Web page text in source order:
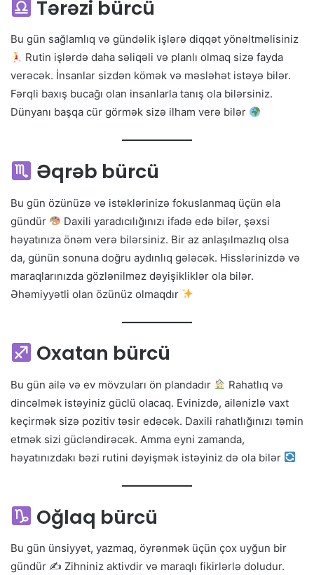
Tərəzi bürcü
Bu gün sağlamlıq və gündəlik işlərə diqqət yönəltməlisiniz
Rutin işlərdə daha səliqəli və planlı olmaq sizə fayda
verəcək. İnsanlar sizdən kömək və məsləhət istəyə bilər.
Fərqli baxış bucağı olan insanlarla tanış ola bilərsiniz.
Dünyanı başqa cür görmək sizə ilham verə bilər
Əqrəb bürcü
Bu gün özünüzə və istəklərinizə fokuslanmaq üçün əla
gündür
Daxili yaradıcılığınızı ifadə edə bilər, şəxsi
həyatınıza önəm verə bilərsiniz. Bir az anlaşılmazlıq olsa
da, günün sonuna doğru aydınlıq gələcək. Hisslərinizdə və
maraqlarınızda gözlənilməz dəyişikliklər ola bilər.
Əhəmiyyətli olan özünüz olmaqdır
Oxatan bürcü
Bu gün ailə və ev mövzuları ön plandadır
Rahatlıq və
dincəlmək istəyiniz güclü olacaq. Evinizdə, ailənizlə vaxt
keçirmək sizə pozitiv təsir edəcək. Daxili rahatlığınızı təmin
etmək sizi gücləndirəcək. Amma eyni zamanda,
həyatınızdakı bəzi rutini dəyişmək istəyiniz də ola bilər
Oğlaq bürcü
Bu gün ünsiyyət, yazmaq, öyrənmək üçün çox uyğun bir
gündür ✍ Zihniniz aktivdir və maraqlı fikirlərlə doludur.